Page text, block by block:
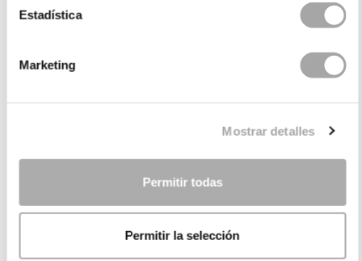
Estadística
Marketing
Mostrar detalles
Permitir todas
Permitir la selección